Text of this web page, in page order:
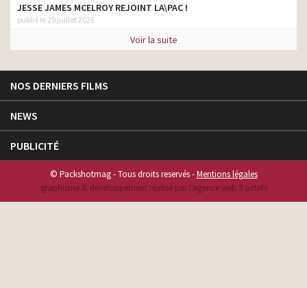
JESSE JAMES MCELROY REJOINT LA\PAC !
publié le 20 juillet 2026
Voir la suite
NOS DERNIERS FILMS
NEWS
PUBLICITÉ
© Packshotmag - Tous droits reservés -Mentions légales
graphisme & développement réalisé par l‘agence web 3 octets